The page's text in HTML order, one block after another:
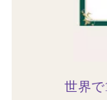
世界で